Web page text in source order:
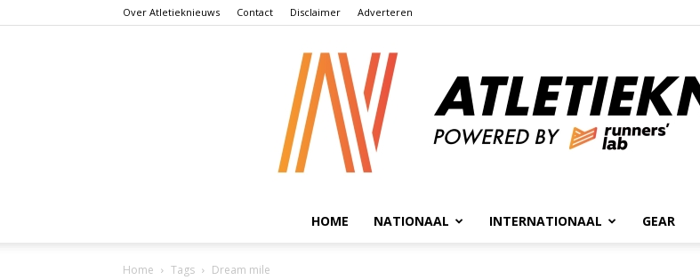
Over Atletieknieuws Contact Disclaimer Adverteren
HOME NATIONAAL INTERNATIONAAL GEAR
Home Tags Dream mile